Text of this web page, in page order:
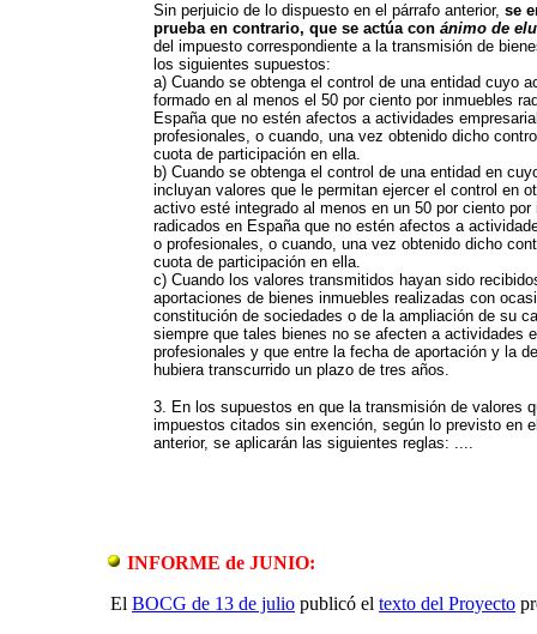
Sin perjuicio de lo dispuesto en el párrafo anterior, se
prueba en contrario, que se actúa con ánimo de
del impuesto correspondiente a la transmisión de
los siguientes supuestos:
a) Cuando se obtenga el control de una entidad cuyo
formado en al menos el 50 por ciento por inmuebles
España que no estén afectos a actividades
profesionales, o cuando, una vez obtenido dicho
cuota de participación en ella.
b) Cuando se obtenga el control de una entidad en
incluyan valores que le permitan ejercer el control en
activo esté integrado al menos en un 50 por ciento por
radicados en España que no estén afectos a
o profesionales, o cuando, una vez obtenido dicho
cuota de participación en ella.
c) Cuando los valores transmitidos hayan sido
aportaciones de bienes inmuebles realizadas con
constitución de sociedades o de la ampliación de su
siempre que tales bienes no se afecten a actividades
profesionales y que entre la fecha de aportación y la
hubiera transcurrido un plazo de tres años.
3. En los supuestos en que la transmisión de valores
impuestos citados sin exención, según lo previsto en
anterior, se aplicarán las siguientes reglas: ....
INFORME de JUNIO:
El BOCG de 13 de julio publicó el texto del Proyecto